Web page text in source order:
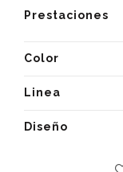
Prestaciones
Color
Linea
Diseño